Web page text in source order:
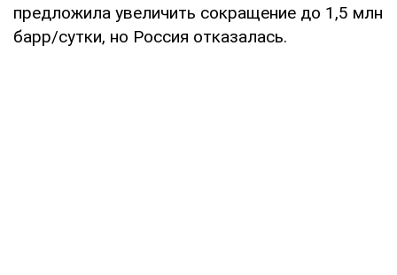
предложила увеличить сокращение до 1,5 млн
барр/сутки, но Россия отказалась.